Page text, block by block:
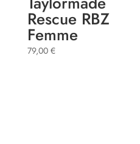
Rescue RBZ
Femme
79,00 €